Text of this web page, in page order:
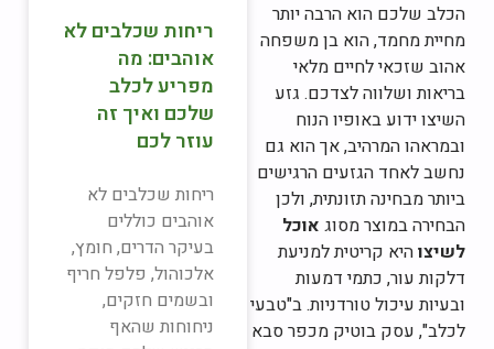
הכלב שלכם הוא הרבה יותר
מחיית מחמד, הוא בן משפחה
אהוב שזכאי לחיים מלאי
בריאות ושלווה לצדכם. גזע
השיצו ידוע באופיו הנוח
ובמראהו המרהיב, אך הוא גם
נחשב לאחד הגזעים הרגישים
ביותר מבחינה תזונתית, ולכן
הבחירה במוצר מסוג אוכל
לשיצוהיא קריטית למניעת
דלקות עור, כתמי דמעות
ובעיות עיכול טורדניות. ב"טבעי
לכלב", עסק בוטיק מכפר סבא
ריחות שכלבים לא
אוהבים: מה
מפריע לכלב
שלכם ואיך זה
עוזר לכם
ריחות שכלבים לא
אוהבים כוללים
בעיקר הדרים, חומץ,
אלכוהול, פלפל חריף
ובשמים חזקים,
ניחוחות שהאף